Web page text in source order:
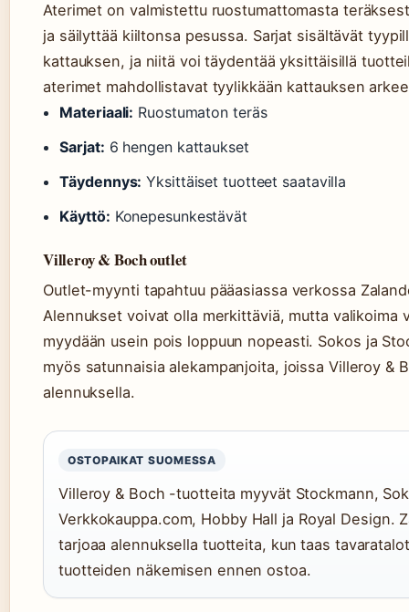
Aterimet on valmistettu ruostumattomasta
ja säilyttää kiiltonsa pesussa. Sarjat sisältävät
kattauksen, ja niitä voi täydentää yksittäisillä
aterimet mahdollistavat tyylikkään kattauksen
Materiaali: Ruostumaton teräs
Sarjat: 6 hengen kattaukset
Täydennys: Yksittäiset tuotteet saatavilla
Käyttö: Konepesunkestävät
Villeroy & Boch outlet
Outlet-myynti tapahtuu pääasiassa verkossa
Alennukset voivat olla merkittäviä, mutta valikoima
myydään usein pois loppuun nopeasti. Sokos ja
myös satunnaisia alekampanjoita, joissa Villeroy &
alennuksella.
OSTOPAIKAT SUOMESSA
Villeroy & Boch -tuotteita myyvät Stockmann,
Verkkokauppa.com, Hobby Hall ja Royal Design.
tarjoaa alennuksella tuotteita, kun taas
tuotteiden näkemisen ennen ostoa.